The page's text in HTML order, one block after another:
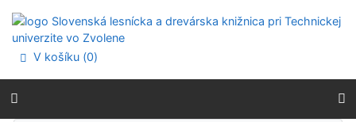
Prejsť na menu
Prehlásenie o webovej prístupnosti
V košíku (0)